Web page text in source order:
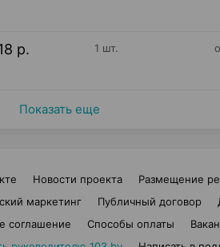
р. 1 шт.
Показать еще
Новости проекта
Размещение
маркетинг
Публичный договор
соглашение
Способы оплаты